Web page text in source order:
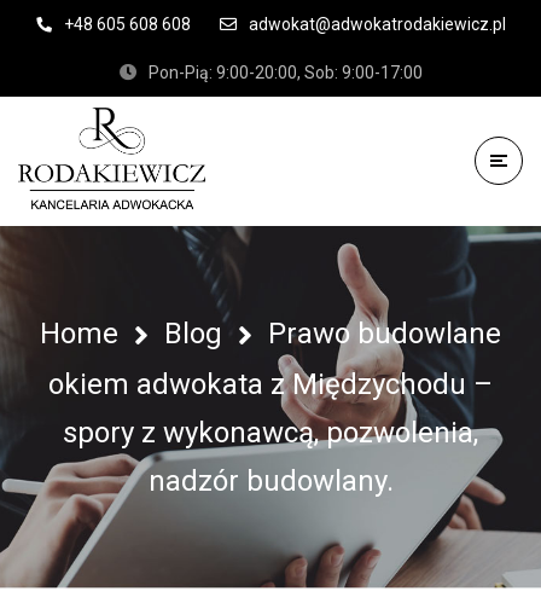
+48 605 608 608 adwokat@adwokatrodakiewicz.pl
Pon-Pią: 9:00-20:00, Sob: 9:00-17:00
Home Blog
Prawo budowlane
okiem adwokata z Międzychodu –
spory z wykonawcą, pozwolenia,
nadzór budowlany.